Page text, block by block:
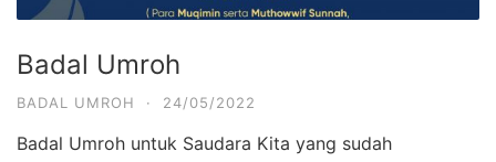
Badal Umroh
BADAL UMROH · 24/05/2022
Badal Umroh untuk Saudara Kita yang sudah